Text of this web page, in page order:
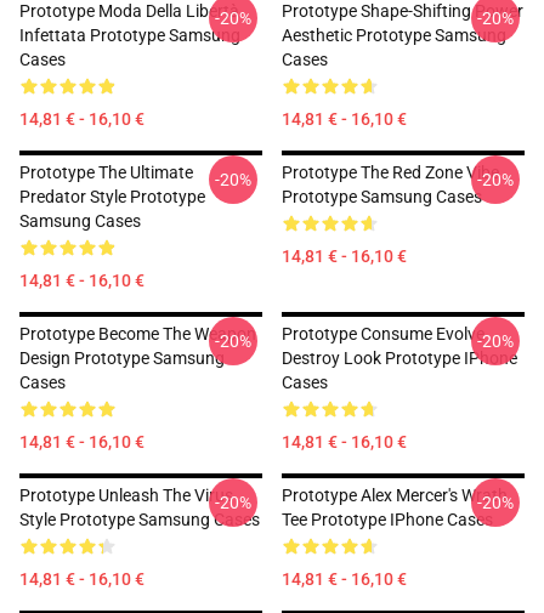
Prototype Moda Della Libertà
Infettata Prototype Samsung
Cases
14,81 € - 16,10 €
-20%
Prototype Shape-Shifting Power
Aesthetic Prototype Samsung
Cases
14,81 € - 16,10 €
-20%
Prototype The Ultimate
Predator Style Prototype
Samsung Cases
14,81 € - 16,10 €
-20%
Prototype The Red Zone Vibe
Prototype Samsung Cases
14,81 € - 16,10 €
-20%
Prototype Become The Weapon
Design Prototype Samsung
Cases
14,81 € - 16,10 €
-20%
Prototype Consume Evolve
Destroy Look Prototype IPhone
Cases
14,81 € - 16,10 €
-20%
Prototype Unleash The Virus
Style Prototype Samsung Cases
14,81 € - 16,10 €
-20%
Prototype Alex Mercer's Wrath
Tee Prototype IPhone Cases
14,81 € - 16,10 €
-20%